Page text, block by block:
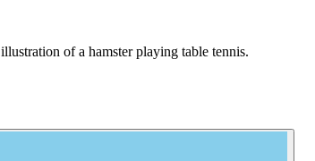
of a hamster playing table tennis.